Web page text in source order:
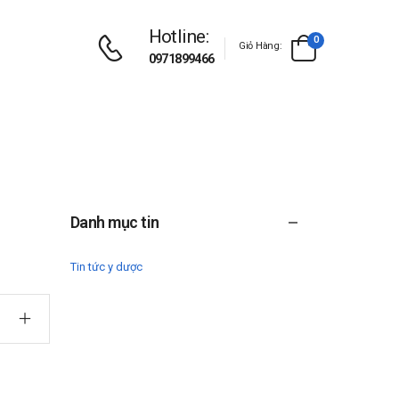
Hotline:
0971899466
Giỏ Hàng:
0
Danh mục tin
Tin tức y dược